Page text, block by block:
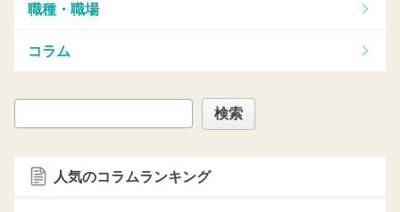
職種・職場
コラム
検索
人気のコラムランキング